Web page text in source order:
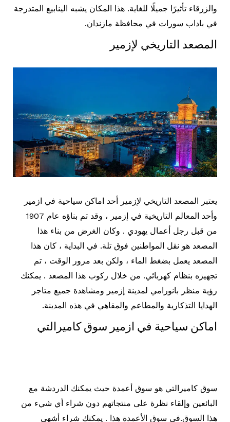
والزرقاء تأثيرًا جميلًا للغاية. هذا المكان يشبه الينابيع المتدرجة
في باداب سورات في محافظة مازندان.
المصعد التاريخي لإزمير
يعتبر المصعد التاريخي لإزمير أحد اماكن سياحية في ازمير
وأحد المعالم التاريخية في إزمير ، وقد تم بناؤه عام 1907
من قبل رجل أعمال يهودي . وكان الغرض من بناء هذا
المصعد هو نقل المواطنين فوق تلة. في البداية ، كان هذا
المصعد يعمل بضغط الماء ، ولكن بعد مرور الوقت ، تم
تجهيزه بنظام كهربائي. من خلال ركوب هذا المصعد . يمكنك
رؤية منظر بانورامي لمدينة إزمير ومشاهدة جميع متاجر
الهدايا التذكارية والمطاعم والمقاهي في هذه المدينة.
اماكن سياحية في ازمير سوق كاميرالتي
سوق كاميرالتي هو سوق أعمدة حيث يمكنك الدردشة مع
البائعين وإلقاء نظرة على منتجاتهم دون شراء أي شيء من
هذا السوق.في سوق الأعمدة هذا . يمكنك شراء أشهى